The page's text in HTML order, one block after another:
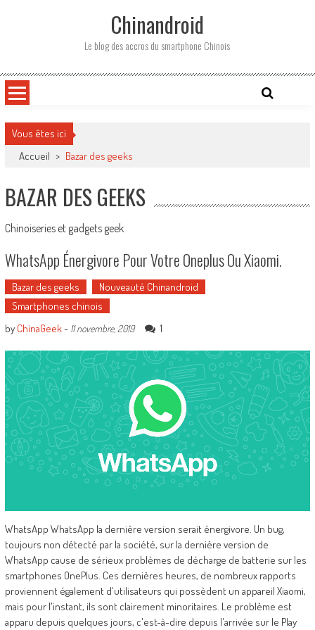
Chinandroid
Le blog des accros du smartphone Chinois
Vous êtes ici
Accueil > Bazar des geeks
BAZAR DES GEEKS
Chinoiseries et gadgets geek
WhatsApp Énergivore Pour Votre Oneplus Ou Xiaomi.
Bazar des geeks
Nouveauté Chinandroid
Smartphones chinois
by ChinaGeek- 11 novembre, 2019 1
WhatsApp WhatsApp la dernière version serait énergivore. Un bug,
toujours non détecté par la société, sur la dernière version de
WhatsApp cause de sérieux problèmes de décharge de batterie sur les
smartphones OnePlus. Ces dernières heures, de nombreux rapports
proviennent également d'utilisateurs qui possèdent un appareil Xiaomi,
mais pour l'instant, ils sont clairement minoritaires. Le problème est
apparu depuis quelques jours, c'est-à-dire depuis l'arrivée sur le Play